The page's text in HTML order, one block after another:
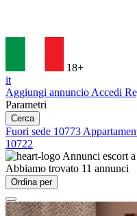
18+
it
Aggiungi annuncio Accedi
Parametri
Cerca
Fuori sede 10773
10722
Annunci escort a
Abbiamo trovato 11 annunci
Ordina per